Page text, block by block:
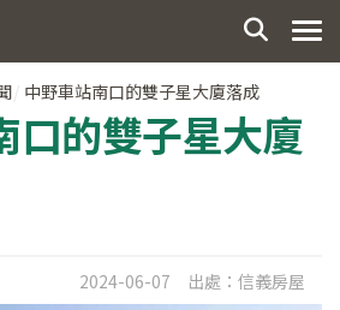
中野車站南口的雙子星大廈落成
口的雙子星大廈
2024-06-07 出處： 信義房屋